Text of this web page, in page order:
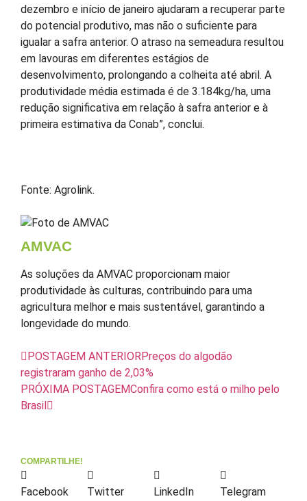
dezembro e início de janeiro ajudaram a recuperar parte
do potencial produtivo, mas não o suficiente para
igualar a safra anterior. O atraso na semeadura resultou
em lavouras em diferentes estágios de
desenvolvimento, prolongando a colheita até abril. A
produtividade média estimada é de 3.184kg/ha, uma
redução significativa em relação à safra anterior e à
primeira estimativa da Conab”, conclui.
Fonte: Agrolink.
AMVAC
As soluções da AMVAC proporcionam maior
produtividade às culturas, contribuindo para uma
agricultura melhor e mais sustentável, garantindo a
longevidade do mundo.
POSTAGEM ANTERIORPreços do algodão
registraram ganho de 2,03%
PRÓXIMA POSTAGEMConfira como está o milho pelo
Brasil
COMPARTILHE!
Facebook Twitter LinkedIn Telegram